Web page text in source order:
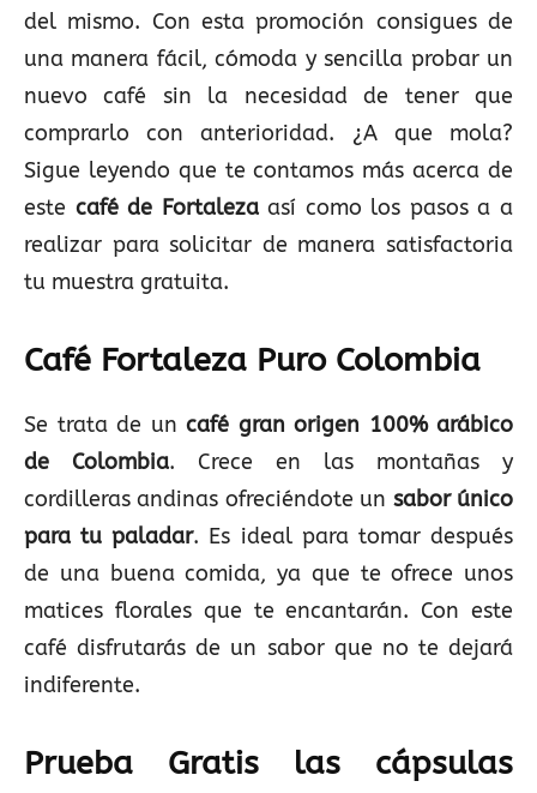
del mismo. Con esta promoción consigues de
una manera fácil, cómoda y sencilla probar un
nuevo café sin la necesidad de tener que
comprarlo con anterioridad. ¿A que mola?
Sigue leyendo que te contamos más acerca de
este café de Fortalezaasí como los pasos a a
realizar para solicitar de manera satisfactoria
tu muestra gratuita.
Café Fortaleza Puro Colombia
Se trata de un café gran origen 100% arábico
de Colombia. Crece en las montañas y
cordilleras andinas ofreciéndote un sabor único
para tu paladar. Es ideal para tomar después
de una buena comida, ya que te ofrece unos
matices florales que te encantarán. Con este
café disfrutarás de un sabor que no te dejará
indiferente.
Prueba Gratis las cápsulas